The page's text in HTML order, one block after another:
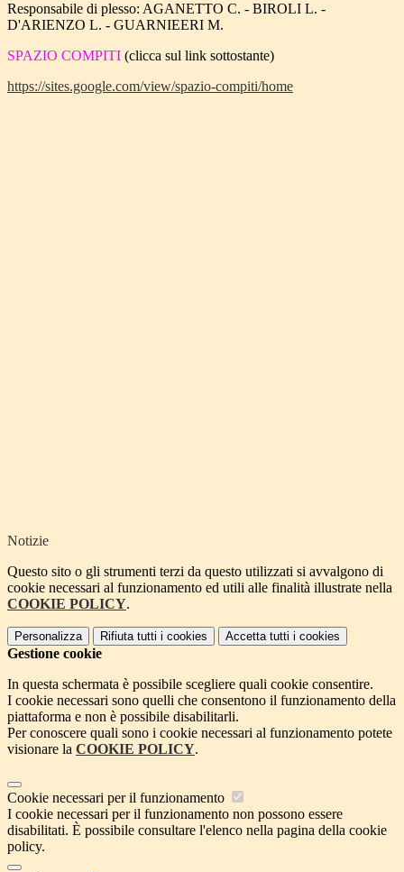
Responsabile di plesso: AGANETTO C. - BIROLI L. -
D'ARIENZO L. - GUARNIEERI M.
SPAZIO COMPITI (clicca sul link sottostante)
https://sites.google.com/view/spazio-compiti/home
Notizie
Questo sito o gli strumenti terzi da questo utilizzati si avvalgono di
cookie necessari al funzionamento ed utili alle finalità illustrate nella
COOKIE POLICY.
Personalizza Rifiuta tutti i cookies Accetta tutti i cookies
Gestione cookie
In questa schermata è possibile scegliere quali cookie consentire.
I cookie necessari sono quelli che consentono il funzionamento della
piattaforma e non è possibile disabilitarli.
Per conoscere quali sono i cookie necessari al funzionamento potete
visionare la COOKIE POLICY.
Cookie necessari per il funzionamento
I cookie necessari per il funzionamento non possono essere
disabilitati. È possibile consultare l'elenco nella pagina della cookie
policy.